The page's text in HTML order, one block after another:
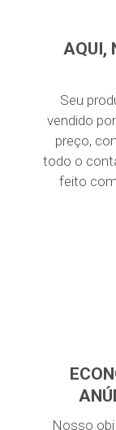
AQUI,
Seu
vendido
preço,
todo o
feito
Nosso